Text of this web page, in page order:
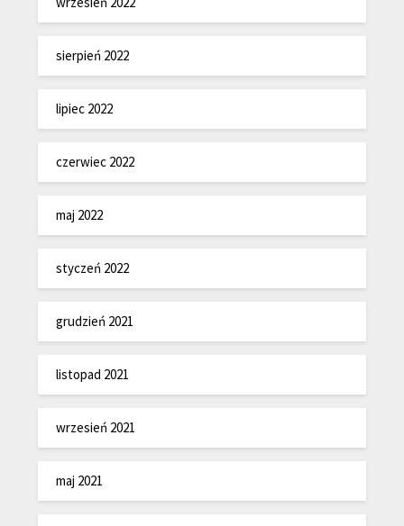
sierpień 2022
lipiec 2022
czerwiec 2022
maj 2022
styczeń 2022
grudzień 2021
listopad 2021
wrzesień 2021
maj 2021